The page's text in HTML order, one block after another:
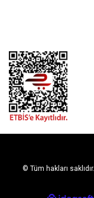
© Tüm hakları